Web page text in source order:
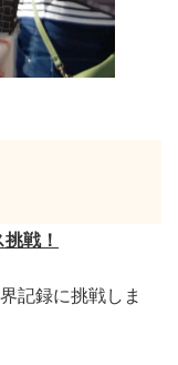
戦！
記録に挑戦しま